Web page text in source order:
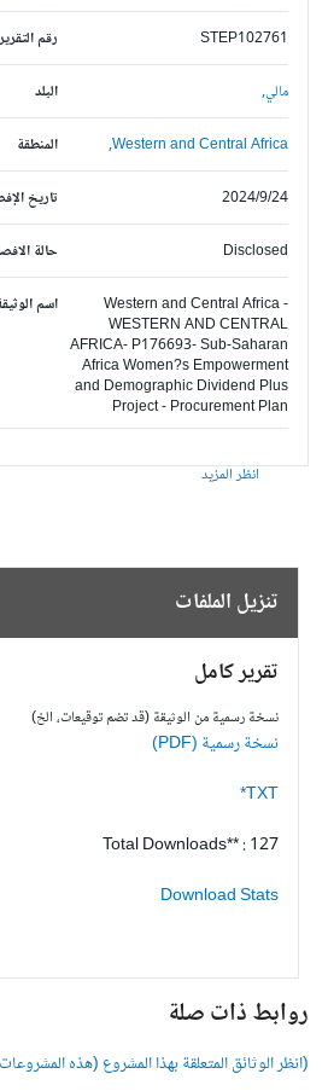
رقم التقرير STEP102761
البلد مالي,
المنطقة Western and Central Africa,
تاريخ الإفصاح 2024/9/24
حالة الافصاح Disclosed
اسم الوثيقة
Western and Central Africa -
WESTERN AND CENTRAL
AFRICA- P176693- Sub-Saharan
Africa Women?s Empowerment
and Demographic Dividend Plus
Project - Procurement Plan
انظر المزيد
تنزيل الملفات
تقرير كامل
نسخة رسمية من الوثيقة (قد تضم توقيعات، الخ)
نسخة رسمية (PDF)
TXT*
Total Downloads** : 127
Download Stats
روابط ذات صلة
(انظر الوثائق المتعلقة بهذا المشروع (هذه المشروعات